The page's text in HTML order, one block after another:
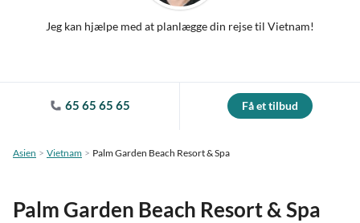
Jeg kan hjælpe med at planlægge din rejse til Vietnam!
65 65 65 65 Få et tilbud
Asien Vietnam Palm Garden Beach Resort & Spa
Palm Garden Beach Resort & Spa